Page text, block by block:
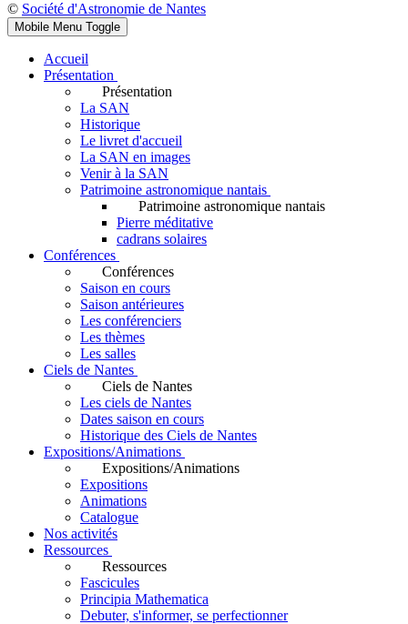
© Société d'Astronomie de Nantes
Mobile Menu Toggle
Accueil
Présentation
Présentation
La SAN
Historique
Le livret d'accueil
La SAN en images
Venir à la SAN
Patrimoine astronomique nantais
Patrimoine astronomique nantais
Pierre méditative
cadrans solaires
Conférences
Conférences
Saison en cours
Saison antérieures
Les conférenciers
Les thèmes
Les salles
Ciels de Nantes
Ciels de Nantes
Les ciels de Nantes
Dates saison en cours
Historique des Ciels de Nantes
Expositions/Animations
Expositions/Animations
Expositions
Animations
Catalogue
Nos activités
Ressources
Ressources
Fascicules
Principia Mathematica
Debuter, s'informer, se perfectionner